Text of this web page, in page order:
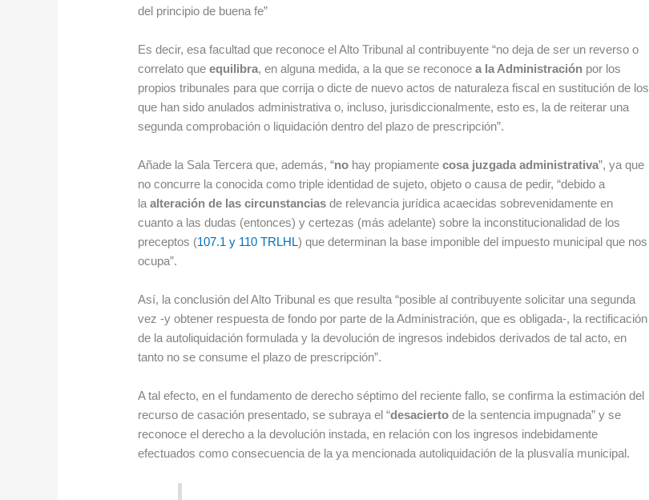
del principio de buena fe”
Es decir, esa facultad que reconoce el Alto Tribunal al contribuyente “no deja de ser un reverso o
correlato queequilibra, en alguna medida, a la que se reconocea la Administración por los
propios tribunales para que corrija o dicte de nuevo actos de naturaleza fiscal en sustitución de los
que han sido anulados administrativa o, incluso, jurisdiccionalmente, esto es, la de reiterar una
segunda comprobación o liquidación dentro del plazo de prescripción”.
Añade la Sala Tercera que, además, “no hay propiamentecosa juzgada administrativa”, ya que
no concurre la conocida como triple identidad de sujeto, objeto o causa de pedir, “debido a
laalteración de las circunstancias de relevancia jurídica acaecidas sobrevenidamente en
cuanto a las dudas (entonces) y certezas (más adelante) sobre la inconstitucionalidad de los
preceptos (107.1 y 110 TRLHL) que determinan la base imponible del impuesto municipal que nos
ocupa”.
Así, la conclusión del Alto Tribunal es que resulta “posible al contribuyente solicitar una segunda
vez -y obtener respuesta de fondo por parte de la Administración, que es obligada-, la rectificación
de la autoliquidación formulada y la devolución de ingresos indebidos derivados de tal acto, en
tanto no se consume el plazo de prescripción”.
A tal efecto, en el fundamento de derecho séptimo del reciente fallo, se confirma la estimación del
recurso de casación presentado, se subraya el “desacierto de la sentencia impugnada” y se
reconoce el derecho a la devolución instada, en relación con los ingresos indebidamente
efectuados como consecuencia de la ya mencionada autoliquidación de la plusvalía municipal.